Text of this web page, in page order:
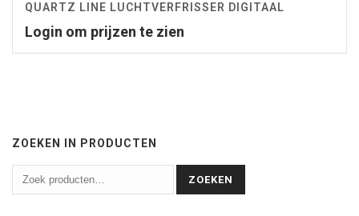
QUARTZ LINE LUCHTVERFRISSER DIGITAAL
Login om prijzen te zien
ZOEKEN IN PRODUCTEN
ZOEKEN